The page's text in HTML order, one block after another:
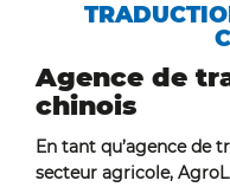
Agence de
chinois
En tant qu’agence de
secteur agricole,